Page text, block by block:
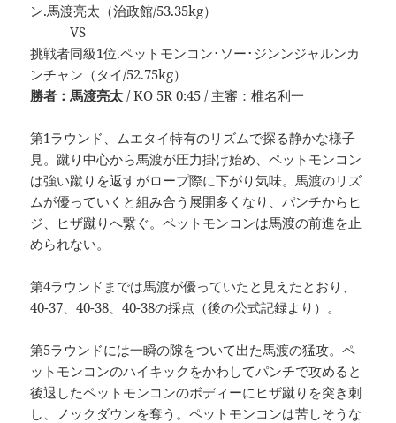
ン.馬渡亮太（治政館/53.35kg）
VS
挑戦者同級1位.ペットモンコン･ソー･ジンンジャルンカ
ンチャン（タイ/52.75kg）
勝者：馬渡亮太 / KO 5R 0:45 / 主審：椎名利一
第1ラウンド、ムエタイ特有のリズムで探る静かな様子
見。蹴り中心から馬渡が圧力掛け始め、ペットモンコン
は強い蹴りを返すがロープ際に下がり気味。馬渡のリズ
ムが優っていくと組み合う展開多くなり、パンチからヒ
ジ、ヒザ蹴りへ繋ぐ。ペットモンコンは馬渡の前進を止
められない。
第4ラウンドまでは馬渡が優っていたと見えたとおり、
40-37、40-38、40-38の採点（後の公式記録より）。
第5ラウンドには一瞬の隙をついて出た馬渡の猛攻。ペ
ットモンコンのハイキックをかわしてパンチで攻めると
後退したペットモンコンのボディーにヒザ蹴りを突き刺
し、ノックダウンを奪う。ペットモンコンは苦しそうな